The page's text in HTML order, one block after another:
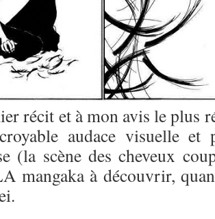
récit et à mon avis le plus
audace visuelle et
(la scène des cheveux
mangaka à découvrir,